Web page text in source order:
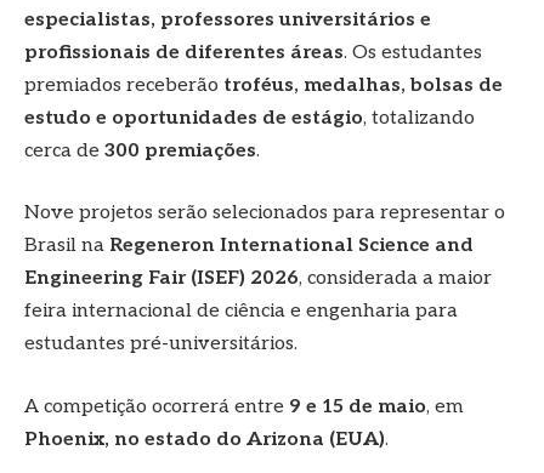
especialistas, professores universitários e
profissionais de diferentes áreas. Os estudantes
premiados receberão troféus, medalhas, bolsas de
estudo e oportunidades de estágio, totalizando
cerca de 300 premiações.
Nove projetos serão selecionados para representar o
Brasil na Regeneron International Science and
Engineering Fair (ISEF) 2026, considerada a maior
feira internacional de ciência e engenharia para
estudantes pré-universitários.
A competição ocorrerá entre 9 e 15 de maio, em
Phoenix, no estado do Arizona (EUA).